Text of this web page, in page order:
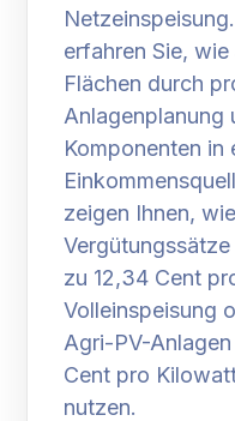
erfahren Sie,
Flächen durch
Anlagenplanung
Komponenten in
zeigen Ihnen,
zu 12,34 Cent
Volleinspeisung
Agri-PV-Anlagen
Cent pro
nutzen.